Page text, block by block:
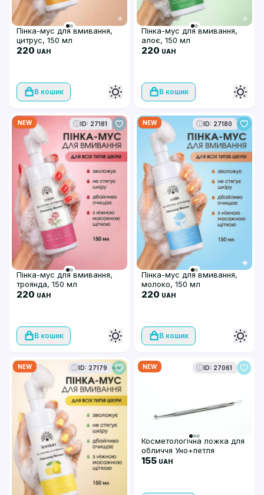
Пінка-мус для вмивання,
цитрус, 150 мл
220 UAH
В кошик
Пінка-мус для вмивання,
алоє, 150 мл
220 UAH
В кошик
NEW ID: 27181
Пінка-мус для вмивання,
троянда, 150 мл
220 UAH
В кошик
NEW ID: 27180
Пінка-мус для вмивання,
молоко, 150 мл
220 UAH
В кошик
NEW ID: 27179 NEW ID: 27061
Косметологічна ложка для
обличчя Уно+петля
155 UAH